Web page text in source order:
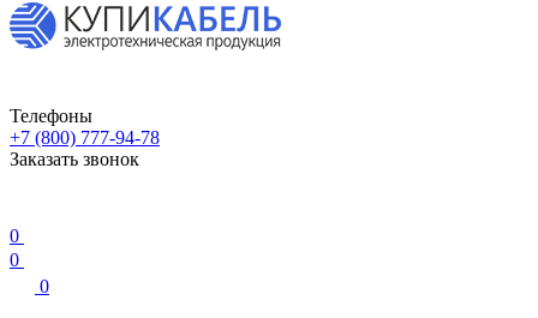
Телефоны
+7 (800) 777-94-78
Заказать звонок
0
0
0